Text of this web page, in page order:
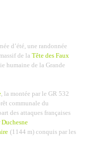
d’été, une randonnée
de la Tête des Faux
humaine de la Grande
, la montée par le GR 532
communale du
des attaques françaises
(1144 m) conquis par les